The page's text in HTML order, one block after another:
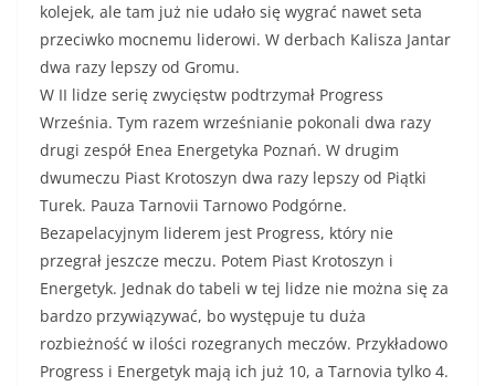
kolejek, ale tam już nie udało się wygrać nawet seta
przeciwko mocnemu liderowi. W derbach Kalisza Jantar
dwa razy lepszy od Gromu.
W II lidze serię zwycięstw podtrzymał Progress
Września. Tym razem wrześnianie pokonali dwa razy
drugi zespół Enea Energetyka Poznań. W drugim
dwumeczu Piast Krotoszyn dwa razy lepszy od Piątki
Turek. Pauza Tarnovii Tarnowo Podgórne.
Bezapelacyjnym liderem jest Progress, który nie
przegrał jeszcze meczu. Potem Piast Krotoszyn i
Energetyk. Jednak do tabeli w tej lidze nie można się za
bardzo przywiązywać, bo występuje tu duża
rozbieżność w ilości rozegranych meczów. Przykładowo
Progress i Energetyk mają ich już 10, a Tarnovia tylko 4.